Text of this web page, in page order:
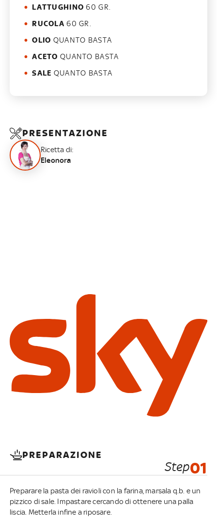
LATTUGHINO 60 GR.
RUCOLA 60 GR.
OLIO QUANTO BASTA
ACETO QUANTO BASTA
SALE QUANTO BASTA
PRESENTAZIONE
Ricetta di:
Eleonora
PREPARAZIONE
Step01
Preparare la pasta dei ravioli con la farina, marsala q.b. e un
pizzico di sale. Impastare cercando di ottenere una palla
liscia. Metterla infine a riposare.